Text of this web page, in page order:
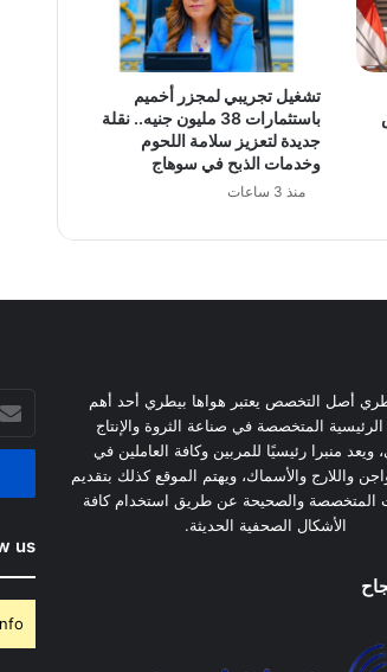
تشغيل تجريبي لمجزر أخميم
باستثمارات 38 مليون جنيه.. نقلة
جديدة لتعزيز سلامة اللحوم
وخدمات الذبح في سوهاج
منذ 3 ساعات
أصل التخصص يعتبر هواها بيطري أحد أهم
الرئيسية المتخصصة في صناعة الثروة والإنتاج
ويعد منبرا رئيسيًا للمربين وكافة العاملين في
واللارج والأسماك، ويهتم الموقع كذلك بتقديم
المتخصصة والصحيحة عن طريق استخدام كافة
الأشكال الصحفية الحديثة.
us